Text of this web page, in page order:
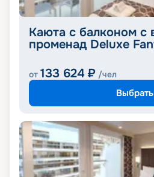
Каюта с балконом с
променад Deluxe
от 133 624 ₽ /чел
Выбрать